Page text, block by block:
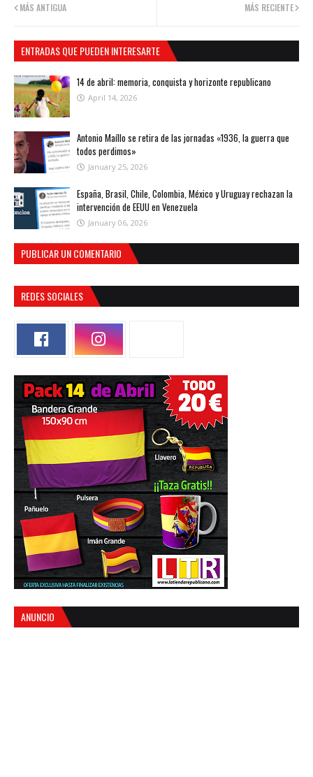
MÁS RECIENTE
MÁS ANTIGUA
ENTRADAS QUE PUEDEN INTERESARTE
14 de abril: memoria, conquista y horizonte republicano
April 14, 2026
Antonio Maíllo se retira de las jornadas «1936, la guerra que
todos perdimos»
January 25, 2026
España, Brasil, Chile, Colombia, México y Uruguay rechazan la
intervención de EEUU en Venezuela
January 06, 2026
PUBLICAR UN COMENTARIO
REDES SOCIALES
ANUNCIO